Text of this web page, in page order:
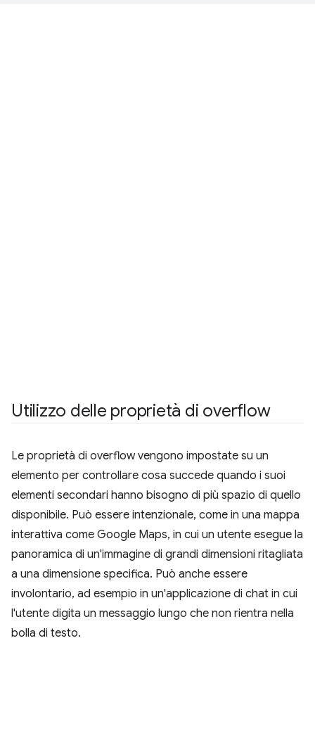
Utilizzo delle proprietà di overflow
Le proprietà di overflow vengono impostate su un
elemento per controllare cosa succede quando i suoi
elementi secondari hanno bisogno di più spazio di quello
disponibile. Può essere intenzionale, come in una mappa
interattiva come Google Maps, in cui un utente esegue la
panoramica di un'immagine di grandi dimensioni ritagliata
a una dimensione specifica. Può anche essere
involontario, ad esempio in un'applicazione di chat in cui
l'utente digita un messaggio lungo che non rientra nella
bolla di testo.